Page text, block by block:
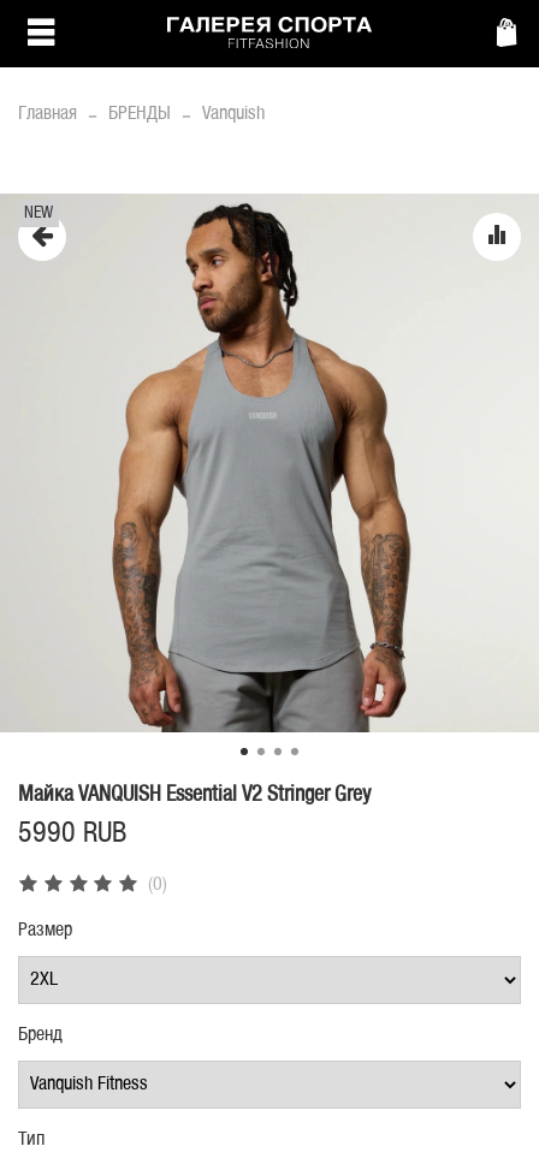
Главная БРЕНДЫ Vanquish
NEW
(0)
Майка VANQUISH Essential V2 Stringer Grey
5990 RUB
Размер
Бренд
Тип